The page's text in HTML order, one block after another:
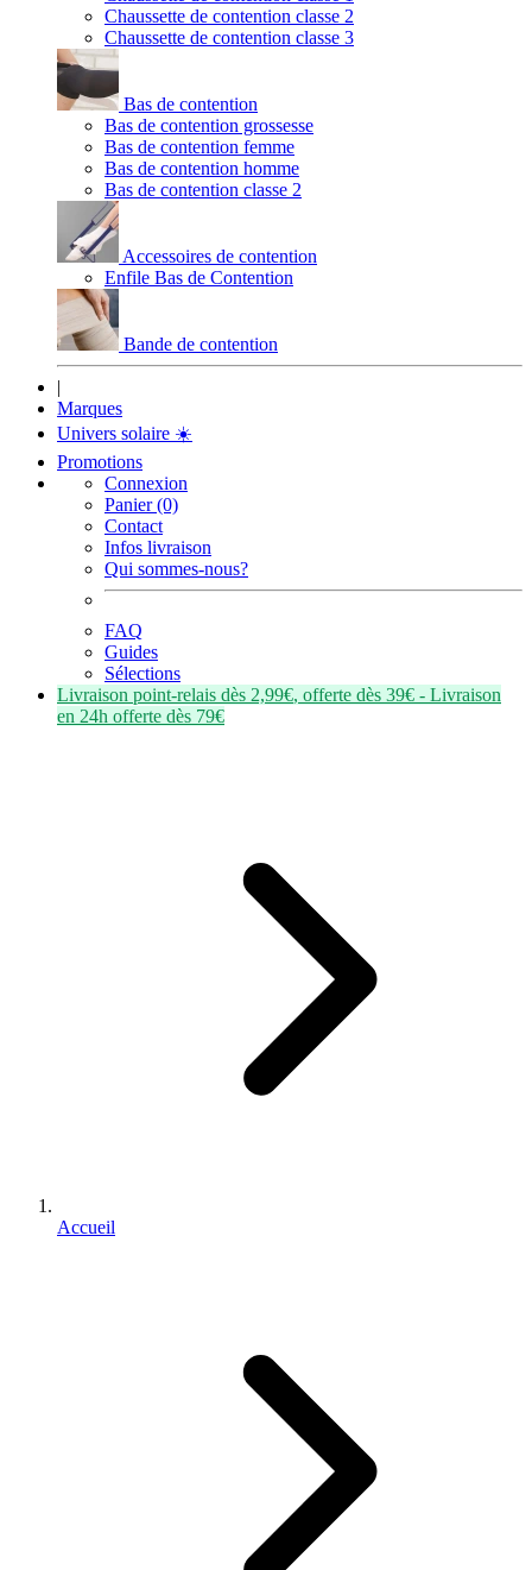
Chaussette de contention classe 2
Chaussette de contention classe 3
Bas de contention
Bas de contention grossesse
Bas de contention femme
Bas de contention homme
Bas de contention classe 2
Accessoires de contention
Enfile Bas de Contention
Bande de contention
|
Marques
Univers solaire ☀️
Promotions
Connexion
Panier (0)
Contact
Infos livraison
Qui sommes-nous?
FAQ
Guides
Sélections
Livraison point-relais dès 2,99€, offerte dès 39€ - Livraison
en 24h offerte dès 79€
Accueil